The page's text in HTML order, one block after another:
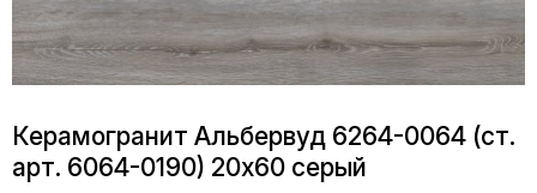
Керамогранит Альбервуд 6264-0064 (ст.
арт. 6064-0190) 20x60 серый